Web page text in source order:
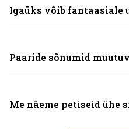
Igaüks võib fantaasiale
Paaride sõnumid
Me näeme petiseid ühe